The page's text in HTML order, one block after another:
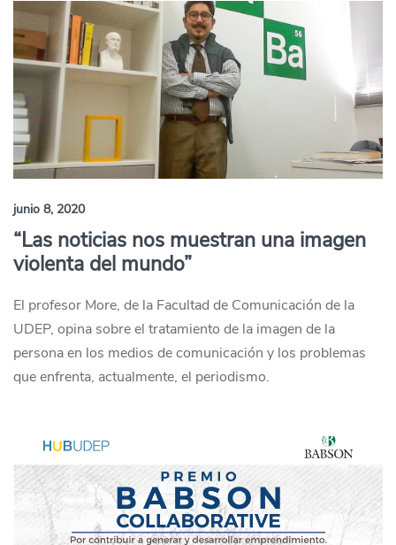
junio 8, 2020
“Las noticias nos muestran una imagen
violenta del mundo”
El profesor More, de la Facultad de Comunicación de la
UDEP, opina sobre el tratamiento de la imagen de la
persona en los medios de comunicación y los problemas
que enfrenta, actualmente, el periodismo.